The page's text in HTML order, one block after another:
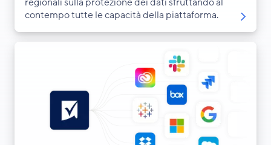
regionali sulla protezione dei dati sfruttando al
contempo tutte le capacità della piattaforma.